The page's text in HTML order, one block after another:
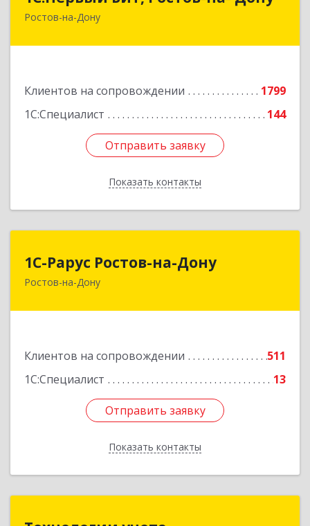
Ростов-на-Дону
Клиентов на сопровождении
1799
1С:Специалист
144
Отправить заявку
Показать контакты
344091, Ростовская обл, Ростов-на-Дону г,
Отправить заявку
Назад
1С-Рарус Ростов-на-Дону
Ростов-на-Дону
Клиентов на сопровождении
511
1С:Специалист
13
Отправить заявку
Показать контакты
344002, Ростовская обл, г.о. город Ростов-на-
Подробнее
Отправить заявку
Назад